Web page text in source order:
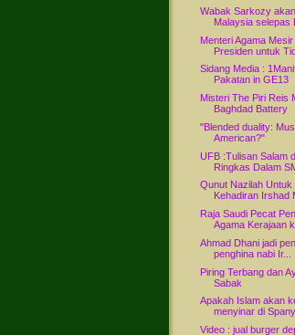
Wabak Sarkozy
Malaysia selepas
Menteri Agama
Presiden untuk
Sidang Media :
Pakatan in GE13
Misteri The Piri Reis
Baghdad Battery
"Blended duality:
American?"
UFB :Tulisan Salam
Ringkas Dalam
Qunut Nazilah Untuk
Kehadiran Irshad
Raja Saudi Pecat
Agama Kerajaan
Ahmad Dhani jadi
penghina nabi Ir...
Piring Terbang dan
Sabak
Apakah Islam akan
menyinar di
Video : jual burger